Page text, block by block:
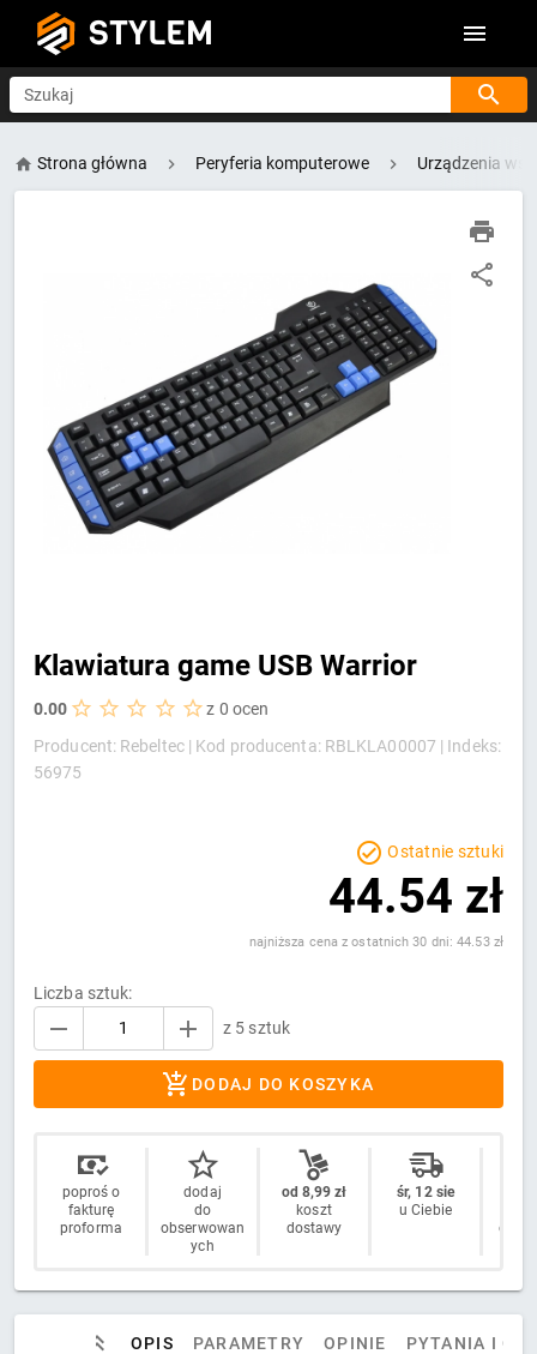
STYLEM
Szukaj
Strona główna Peryferia komputerowe Urządzenia
Klawiatura game USB Warrior
0.00
z 0 ocen
Producent: Rebeltec | Kod producenta: RBLKLA00007 | Indeks:
56975
Ostatnie sztuki
44.54 zł
najniższa cena z ostatnich 30 dni: 44.53 zł
Liczba sztuk:
z 5 sztuk
DODAJ DO KOSZYKA
poproś o
fakturę
proforma
dodaj
do
obserwowan
ych
od 8,99 zł
koszt
dostawy
śr, 12 sie
u Ciebie
OPIS PARAMETRY OPINIE PYTANIA I